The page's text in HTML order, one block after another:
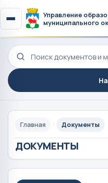
Управление
муниципального
Поиск по сайту
Главная Документы
ДОКУМЕНТЫ